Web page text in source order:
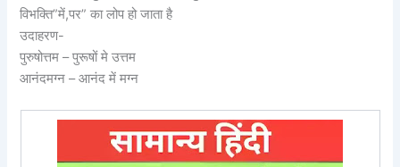
विभक्ति”में,पर” का लोप हो जाता है
उदाहरण-
पुरुषोत्तम – पुरूषों मे उत्तम
आनंदमग्न – आनंद में मग्न